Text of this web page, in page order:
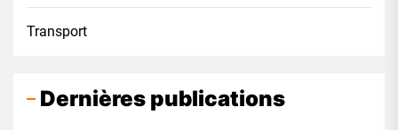
Transport
Dernières publications